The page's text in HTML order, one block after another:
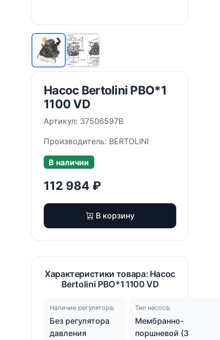
Насос Bertolini PBO*1
1100 VD
Артикул: 37506597B
Производитель: BERTOLINI
В наличии
112 984 ₽
В корзину
Характеристики товара: Насос
Bertolini PBO*1 1100 VD
Наличие регулятора:
Без регулятора
давления
Тип насоса:
Мембранно-
поршневой (3